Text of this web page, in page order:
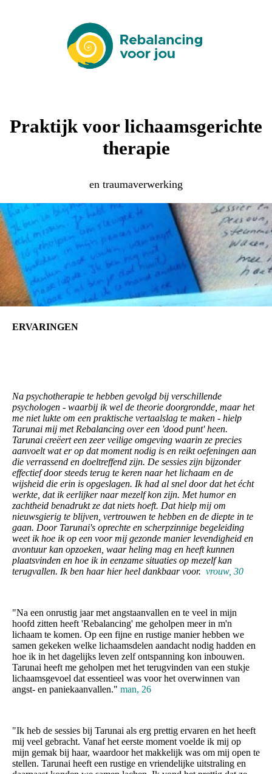
Praktijk voor lichaamsgerichte
therapie
en traumaverwerking
ERVARINGEN
Na psychotherapie te hebben gevolgd bij verschillende
psychologen - waarbij ik wel de theorie doorgrondde, maar het
me niet lukte om een praktische vertaalslag te maken - hielp
Tarunai mij met Rebalancing over een 'dood punt' heen.
Tarunai creëert een zeer veilige omgeving waarin ze precies
aanvoelt wat er op dat moment nodig is en reikt oefeningen aan
die verrassend en doeltreffend zijn. De sessies zijn bijzonder
effectief door steeds terug te keren naar het lichaam en de
wijsheid die erin is opgeslagen. Ik had al snel door dat het écht
werkte, dat ik eerlijker naar mezelf kon zijn. Met humor en
zachtheid benadrukt ze dat niets hoeft. Dat hielp mij om
nieuwsgierig te blijven, vertrouwen te hebben en de diepte in te
gaan. Door Tarunai's oprechte en scherpzinnige begeleiding
weet ik hoe ik op een voor mij gezonde manier levendigheid en
avontuur kan opzoeken, waar heling mag en heeft kunnen
plaatsvinden en hoe ik in eenzame situaties op mezelf kan
terugvallen. Ik ben haar hier heel dankbaar voor. vrouw, 30
"Na een onrustig jaar met angstaanvallen en te veel in mijn
hoofd zitten heeft 'Rebalancing' me geholpen meer in m'n
lichaam te komen. Op een fijne en rustige manier hebben we
samen gekeken welke lichaamsdelen aandacht nodig hadden en
hoe ik in het dagelijks leven zelf ontspanning kon inbouwen.
Tarunai heeft me geholpen met het terugvinden van een stukje
lichaamsgevoel dat essentieel was voor het overwinnen van
angst- en paniekaanvallen." man, 26
"Ik heb de sessies bij Tarunai als erg prettig ervaren en het heeft
mij veel gebracht. Vanaf het eerste moment voelde ik mij op
mijn gemak bij haar, waardoor het makkelijk was om mij open te
stellen. Tarunai heeft een rustige en vriendelijke uitstraling en